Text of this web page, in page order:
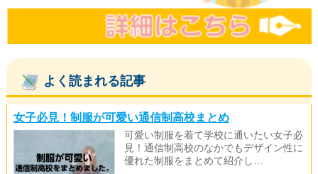
よく読まれる記事
女子必見！制服が可愛い通信制高校まとめ
可愛い制服を着て学校に通いたい女子必
見！通信制高校のなかでもデザイン性に
優れた制服をまとめて紹介し…